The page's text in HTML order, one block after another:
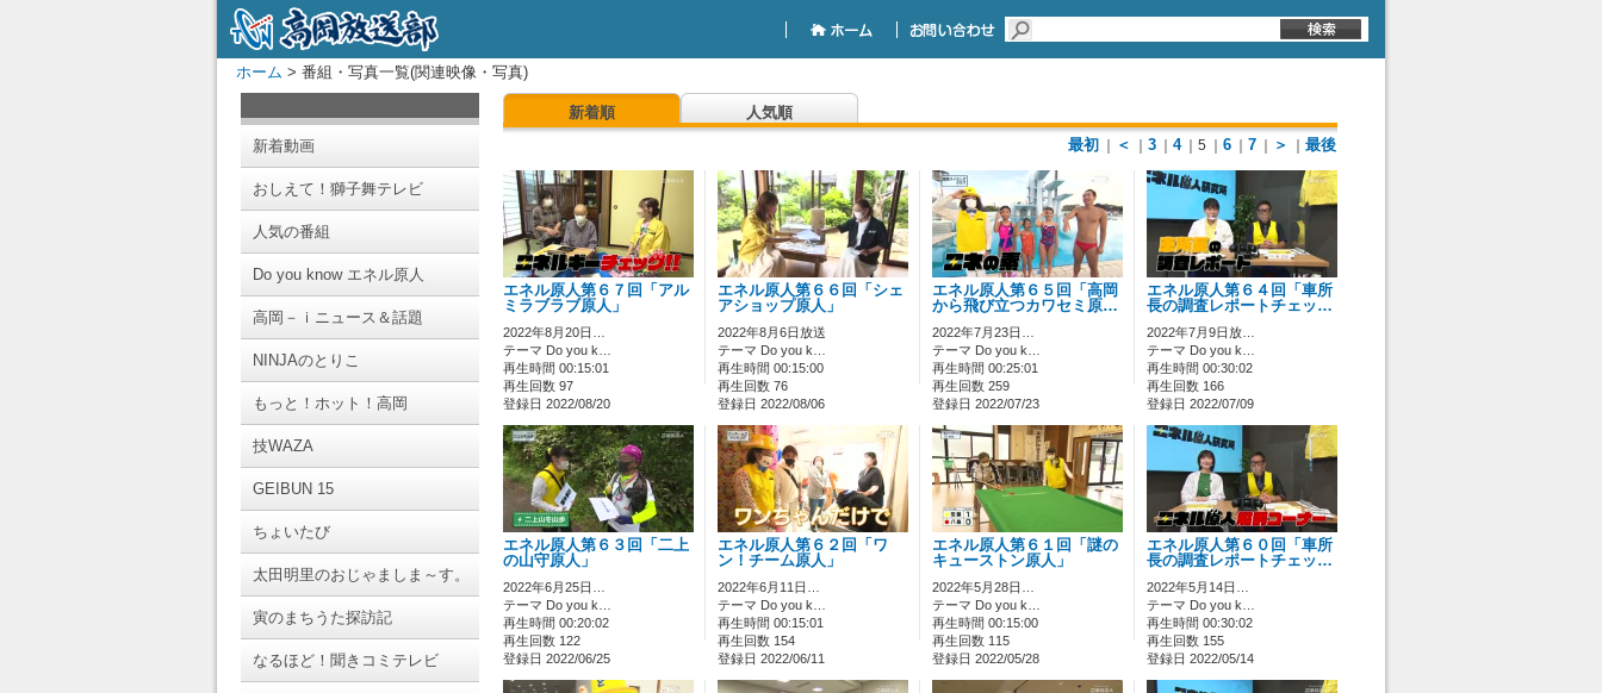
ホーム > 番組・写真一覧(関連映像・写真)
新着動画
おしえて！獅子舞テレビ
人気の番組
Do you know エネル原人
高岡－ｉニュース＆話題
NINJAのとりこ
もっと！ホット！高岡
技WAZA
GEIBUN 15
ちょいたび
太田明里のおじゃましま～す。
寅のまちうた探訪記
なるほど！聞きコミテレビ
新着順
人気順
最初
＜ 3 4 ｜5 6 7 ＞ 最後
エネル原人第６７回「アル
ミラブラブ原人」
2022年8月20日…
テーマ Do you k…
再生時間 00:15:01
再生回数 97
登録日 2022/08/20
エネル原人第６６回「シェ
アショップ原人」
2022年8月6日放送
テーマ Do you k…
再生時間 00:15:00
再生回数 76
登録日 2022/08/06
エネル原人第６５回「高岡
から飛び立つカワセミ原…
2022年7月23日…
テーマ Do you k…
再生時間 00:25:01
再生回数 259
登録日 2022/07/23
エネル原人第６４回「車所
長の調査レポートチェッ…
2022年7月9日放…
テーマ Do you k…
再生時間 00:30:02
再生回数 166
登録日 2022/07/09
エネル原人第６３回「二上
の山守原人」
2022年6月25日…
テーマ Do you k…
再生時間 00:20:02
再生回数 122
登録日 2022/06/25
エネル原人第６２回「ワ
ン！チーム原人」
2022年6月11日…
テーマ Do you k…
再生時間 00:15:01
再生回数 154
登録日 2022/06/11
エネル原人第６１回「謎の
キューストン原人」
2022年5月28日…
テーマ Do you k…
再生時間 00:15:00
再生回数 115
登録日 2022/05/28
エネル原人第６０回「車所
長の調査レポートチェッ…
2022年5月14日…
テーマ Do you k…
再生時間 00:30:02
再生回数 155
登録日 2022/05/14